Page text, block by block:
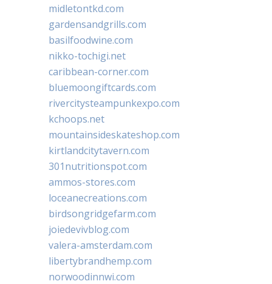
midletontkd.com
gardensandgrills.com
basilfoodwine.com
nikko-tochigi.net
caribbean-corner.com
bluemoongiftcards.com
rivercitysteampunkexpo.com
kchoops.net
mountainsideskateshop.com
kirtlandcitytavern.com
301nutritionspot.com
ammos-stores.com
loceanecreations.com
birdsongridgefarm.com
joiedevivblog.com
valera-amsterdam.com
libertybrandhemp.com
norwoodinnwi.com